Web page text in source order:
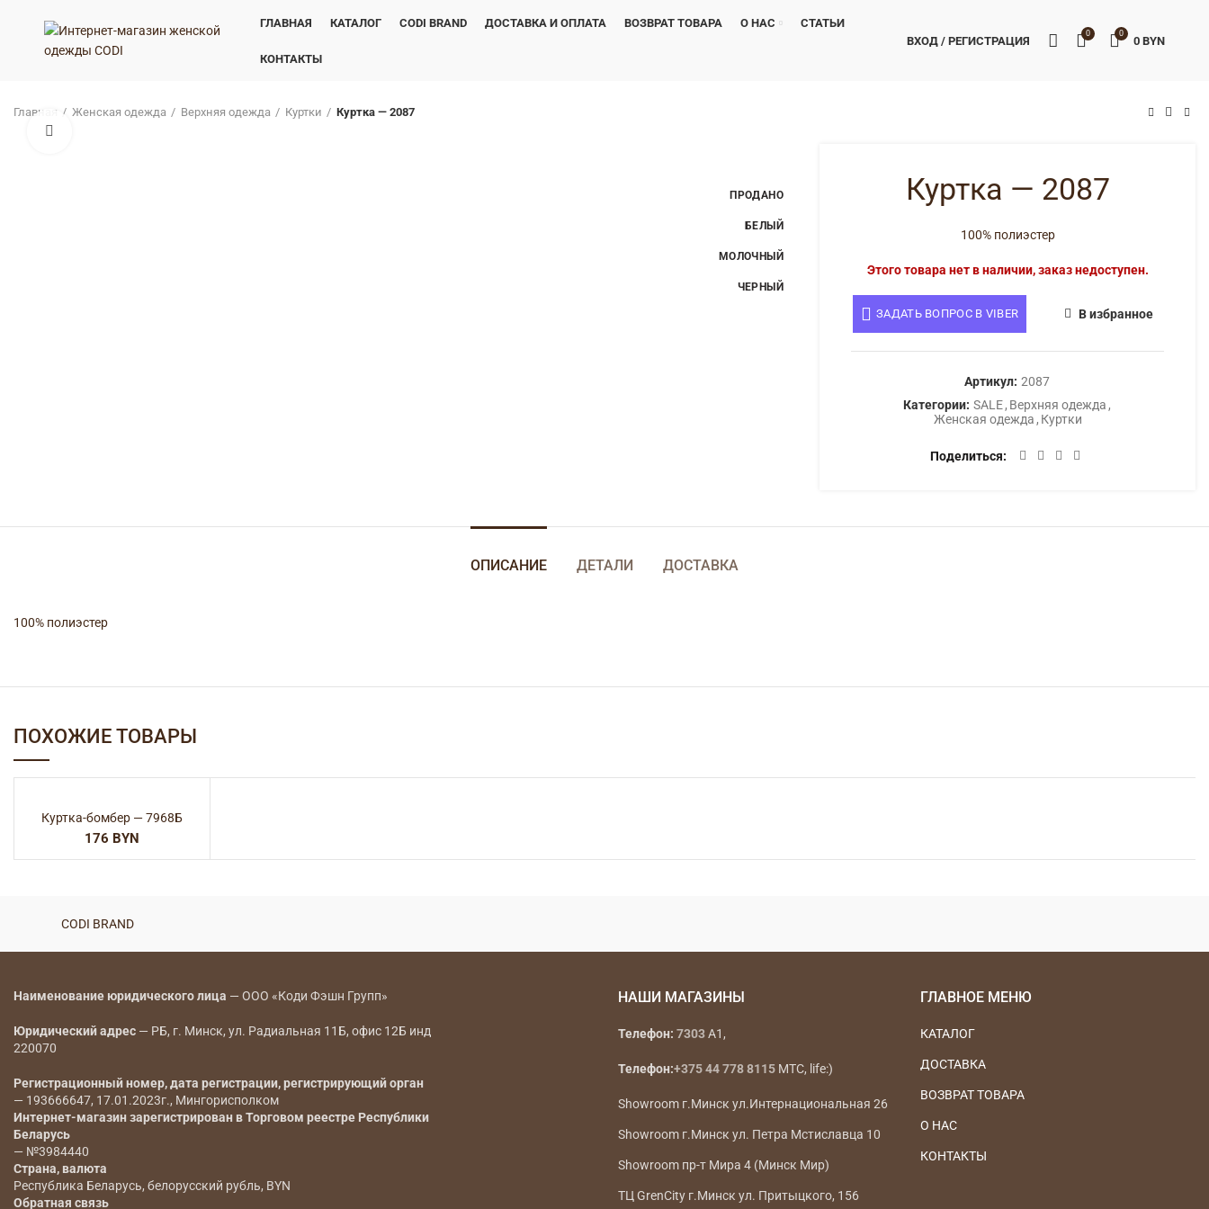
ГЛАВНАЯ КАТАЛОГ CODI BRAND ДОСТАВКА И ОПЛАТА ВОЗВРАТ ТОВАРА О НАС СТАТЬИ
КОНТАКТЫ
ВХОД / РЕГИСТРАЦИЯ
0 0
0BYN
Главная Женская одежда Верхняя одежда Куртки Куртка — 2087
ПРОДАНО
БЕЛЫЙ
МОЛОЧНЫЙ
ЧЕРНЫЙ
Куртка — 2087
100% полиэстер
Этого товара нет в наличии, заказ недоступен.
ЗАДАТЬ ВОПРОС В VIBER В избранное
Артикул: 2087
Категории: SALE, Верхняя одежда ,
Женская одежда , Куртки
Поделиться
ОПИСАНИЕ ДЕТАЛИ ДОСТАВКА
100% полиэстер
ПОХОЖИЕ ТОВАРЫ
Куртка-бомбер — 7968Б
BYN
CODI BRAND
Наименование юридического лица — ООО «Коди Фэшн Групп»
Юридический адрес — РБ, г. Минск, ул. Радиальная 11Б, офис 12Б инд
220070
Регистрационный номер, дата регистрации, регистрирующий орган
— 193666647, 17.01.2023г., Мингорисполком
Интернет-магазин зарегистрирован в Торговом реестре Республики
Беларусь
— №3984440
Страна, валюта
Республика Беларусь, белорусский рубль, BYN
Обратная связь
НАШИ МАГАЗИНЫ
Телефон: 7303A1,
Телефон:+375 44 778 8115 МТС, life:)
Showroom г.Минск ул.Интернациональная 26
Showroom г.Минск ул. Петра Мстиславца 10
Showroom пр-т Мира 4 (Минск Мир)
ТЦ GrenCity г.Минск ул. Притыцкого, 156
ГЛАВНОЕ МЕНЮ
КАТАЛОГ
ДОСТАВКА
ВОЗВРАТ ТОВАРА
О НАС
КОНТАКТЫ